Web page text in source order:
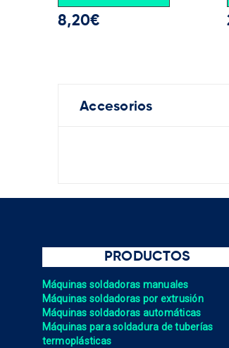
8,20€
Accesorios
PRODUCTOS
Máquinas soldadoras manuales
Máquinas soldadoras por extrusión
Máquinas soldadoras automáticas
Máquinas para soldadura de tuberías
termoplásticas